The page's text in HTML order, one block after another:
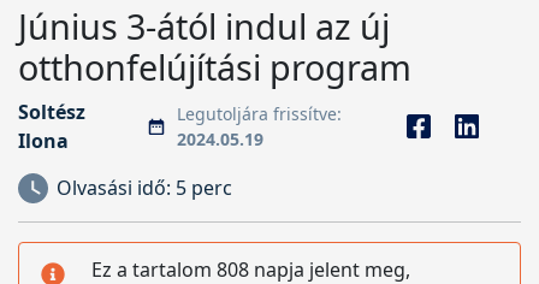
Június 3-ától indul az új
otthonfelújítási program
Soltész
Ilona
Legutoljára frissítve:
2024.05.19
Olvasási idő: 5 perc
Ez a tartalom 808 napja jelent meg,